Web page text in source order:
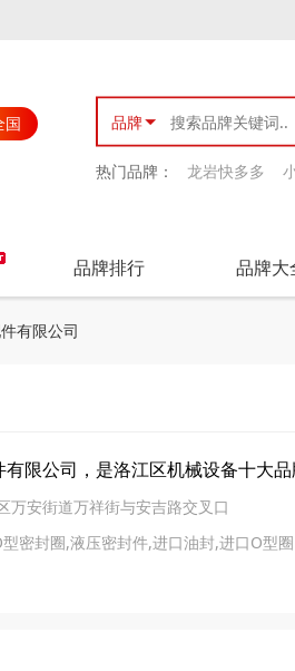
国 品牌
热门品牌： 龙岩快多多
品牌排行 品牌大
有限公司
限公司，是洛江区机械设备十大
万安街道万祥街与安吉路交叉口
密封圈,液压密封件,进口油封,进口O型圈